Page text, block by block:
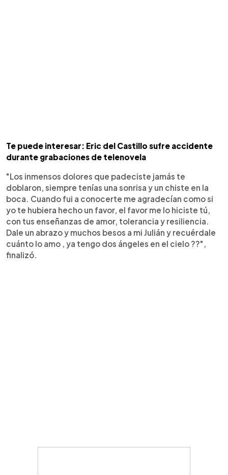
Te puede interesar: Eric del Castillo sufre accidente
durante grabaciones de telenovela
"Los inmensos dolores que padeciste jamás te
doblaron, siempre tenías una sonrisa y un chiste en la
boca. Cuando fui a conocerte me agradecían como si
yo te hubiera hecho un favor, el favor me lo hiciste tú,
con tus enseñanzas de amor, tolerancia y resiliencia.
Dale un abrazo y muchos besos a mi Julián y recuérdale
cuánto lo amo , ya tengo dos ángeles en el cielo ??",
finalizó.